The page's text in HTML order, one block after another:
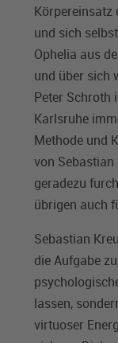
Körpereinsatz
und sich
Ophelia aus
und über sich
Peter Schroth
Karlsruhe
Methode und
von
geradezu
übrigen auch
Sebastian
die Aufgabe
lassen,
virtuoser